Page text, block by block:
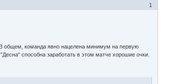
1
В общем, команда явно нацелена минимум на первую
способна заработать в этом матче хорошие очки.